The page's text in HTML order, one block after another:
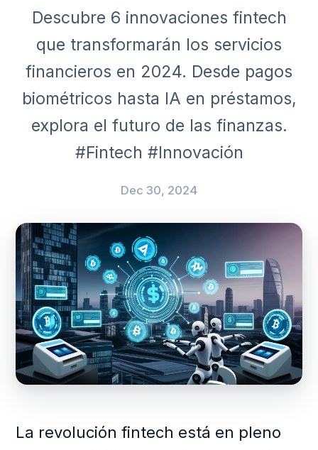
Descubre 6 innovaciones fintech
que transformarán los servicios
financieros en 2024. Desde pagos
biométricos hasta IA en préstamos,
explora el futuro de las finanzas.
#Fintech #Innovación
Dec 30, 2024
La revolución fintech está en pleno